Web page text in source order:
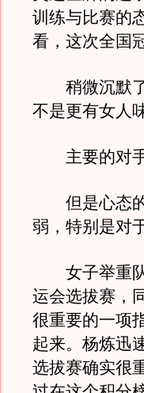
训练与比赛的
看，这次全国
稍微沉默了
不是更有女人
主要的对手
但是心态的
弱，特别是对
女子举重队
运会选拔赛，
很重要的一项
起来。杨炼迅
选拔赛确实很